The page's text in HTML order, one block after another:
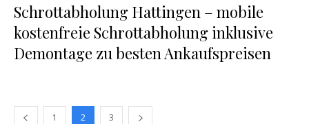
Schrottabholung Hattingen – mobile
kostenfreie Schrottabholung inklusive
Demontage zu besten Ankaufspreisen
1 2 3